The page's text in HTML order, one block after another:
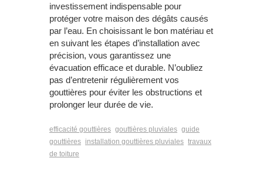
investissement indispensable pour
protéger votre maison des dégâts causés
par l’eau. En choisissant le bon matériau et
en suivant les étapes d’installation avec
précision, vous garantissez une
évacuation efficace et durable. N’oubliez
pas d’entretenir régulièrement vos
gouttières pour éviter les obstructions et
prolonger leur durée de vie.
efficacité gouttières gouttières pluviales guide
gouttières installation gouttières pluviales travaux
de toiture